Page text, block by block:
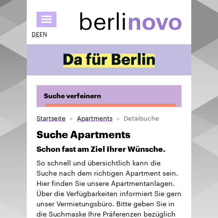
zum
Inhalt
DEEN
Suche verfeinern
Startseite Apartments Detailsuche
Suche Apartments
Schon fast am Ziel Ihrer Wünsche.
So schnell und übersichtlich kann die
Suche nach dem richtigen Apartment sein.
Hier finden Sie unsere Apartmentanlagen.
Über die Verfügbarkeiten informiert Sie gern
unser Vermietungsbüro. Bitte geben Sie in
die Suchmaske Ihre Präferenzen bezüglich